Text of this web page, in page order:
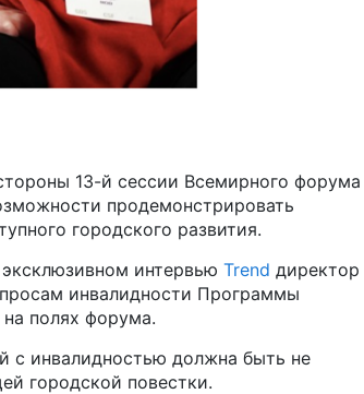
13-й сессии Всемирного форума
продемонстрировать
городского развития.
интервью Trend директор
инвалидности Программы
полях форума.
с инвалидностью должна быть не
городской повестки.